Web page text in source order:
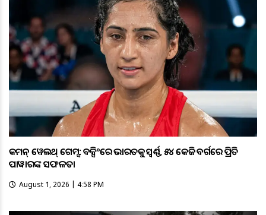
କମନ୍ ୱେଲଥ୍ ଗେମ୍ସ: ବକ୍ସିଂରେ ଭାରତକୁ ସ୍ବର୍ଣ୍ଣ, ୫୪ କେଜି ବର୍ଗରେ ପ୍ରିତି
ପାୱାରଙ୍କ ସଫଳତା
August 1, 2026 | 4:58 PM